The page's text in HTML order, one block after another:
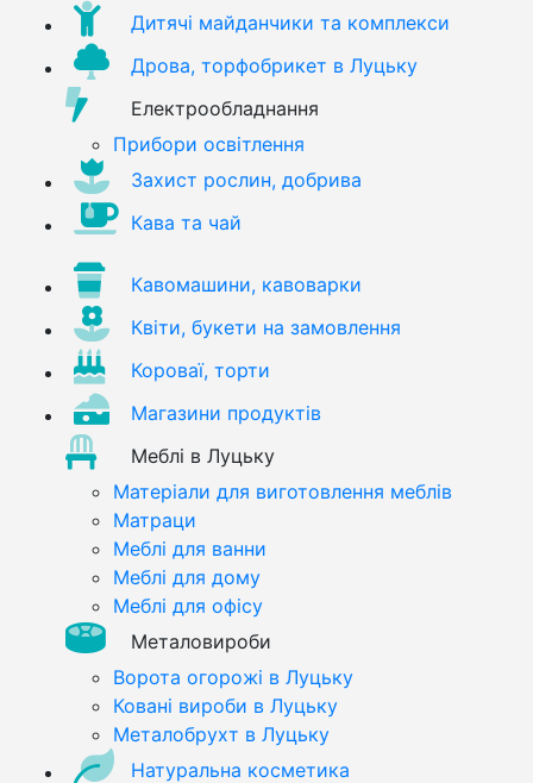
Дитячі майданчики та комплекси
Дрова, торфобрикет в Луцьку
Електрообладнання
Прибори освітлення
Захист рослин, добрива
Кава та чай
Кавомашини, кавоварки
Квіти, букети на замовлення
Короваї, торти
Магазини продуктів
Меблі в Луцьку
Матеріали для виготовлення меблів
Матраци
Меблі для ванни
Меблі для дому
Меблі для офісу
Металовироби
Ворота огорожі в Луцьку
Ковані вироби в Луцьку
Металобрухт в Луцьку
Натуральна косметика